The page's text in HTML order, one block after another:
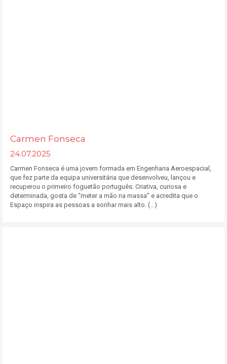
Carmen Fonseca
24.07.2025
Carmen Fonseca é uma jovem formada em Engenharia Aeroespacial,
que fez parte da equipa universitária que desenvolveu, lançou e
recuperou o primeiro foguetão português. Criativa, curiosa e
determinada, gosta de “meter a mão na massa” e acredita que o
Espaço inspira as pessoas a sonhar mais alto. (...)